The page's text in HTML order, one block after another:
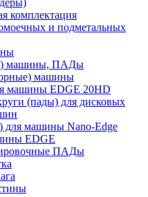
комплектация
и подметальных
машины, ПАДы
машины
машины EDGE 20HD
(пады) для дисковых
для машины Nano-Edge
EDGE
ПАДы